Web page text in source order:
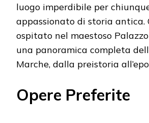
luogo imperdibile per
appassionato di storia antica.
ospitato nel maestoso
una panoramica completa
Marche, dalla preistoria
Opere Preferite